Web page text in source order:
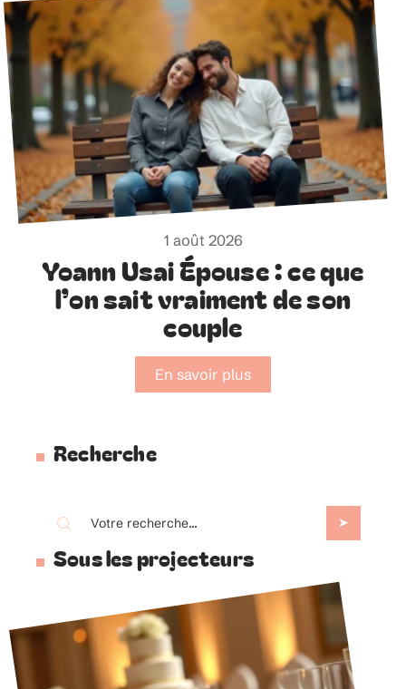
1 août 2026
Yoann Usai Épouse : ce que
l’on sait vraiment de son
couple
En savoir plus
Recherche
Sous les projecteurs